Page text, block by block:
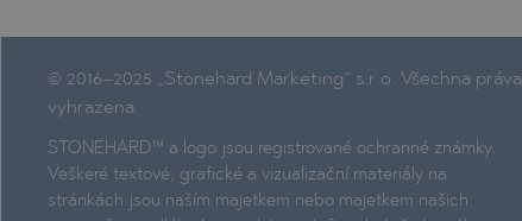
© 2016–2025 „Stonehard Marketing“ s.r.o. Všechna práva
vyhrazena.
STONEHARD™ a logo jsou registrované ochranné známky.
Veškeré textové, grafické a vizualizační materiály na
stránkách jsou naším majetkem nebo majetkem našich